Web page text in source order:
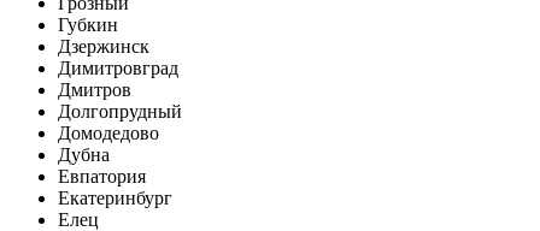
Губкин
Дзержинск
Димитровград
Дмитров
Долгопрудный
Домодедово
Дубна
Евпатория
Екатеринбург
Елец